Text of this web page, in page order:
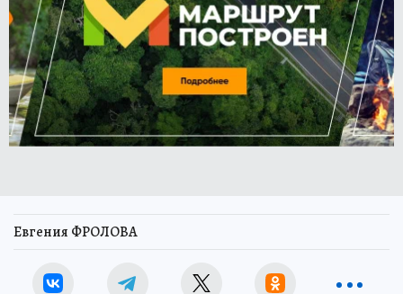
Евгения ФРОЛОВА